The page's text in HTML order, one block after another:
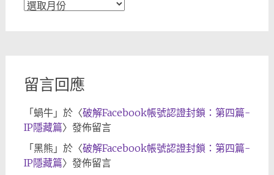
文
留言回應
「蝸牛」於〈破解Facebook帳號認證封鎖：第四篇-
IP隱藏篇〉發佈留言
「黑熊 」於〈破解Facebook帳號認證封鎖：第四篇-
IP隱藏篇〉發佈留言